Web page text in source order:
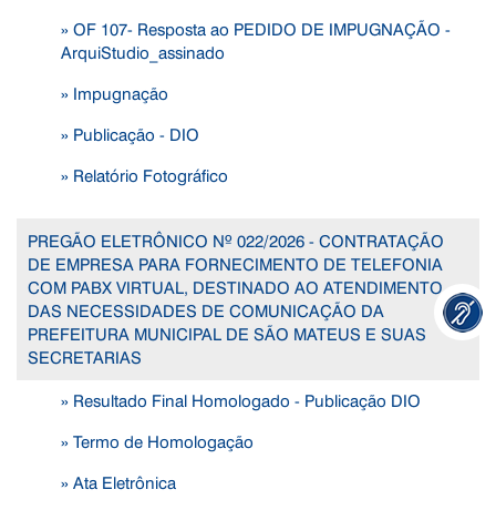
» OF 107- Resposta ao PEDIDO DE IMPUGNAÇÃO -
ArquiStudio_assinado
» Impugnação
» Publicação - DIO
» Relatório Fotográfico
PREGÃO ELETRÔNICO Nº 022/2026 - CONTRATAÇÃO
DE EMPRESA PARA FORNECIMENTO DE TELEFONIA
COM PABX VIRTUAL, DESTINADO AO ATENDIMENTO
DAS NECESSIDADES DE COMUNICAÇÃO DA
PREFEITURA MUNICIPAL DE SÃO MATEUS E SUAS
SECRETARIAS
» Resultado Final Homologado - Publicação DIO
» Termo de Homologação
» Ata Eletrônica